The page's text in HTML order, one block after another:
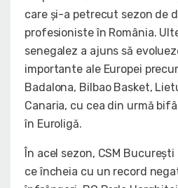
care și-a petrecut sezon de
profesioniste în România.
senegalez a ajuns să
importante ale Europei
Badalona, Bilbao Basket,
Canaria, cu cea din urmă
în Euroligă.
În acel sezon, CSM
ce încheia cu un record